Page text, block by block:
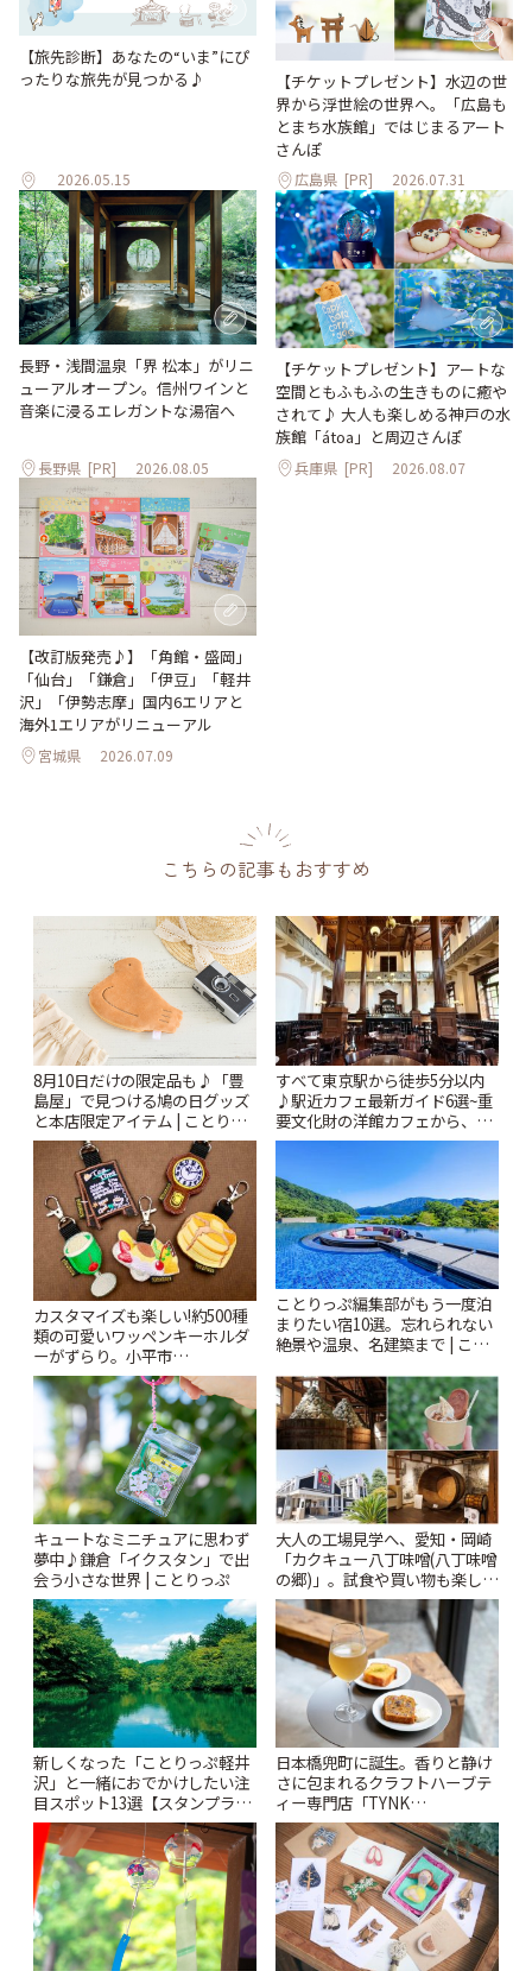
【旅先診断】あなたの“いま”にぴ
ったりな旅先が見つかる♪
2026.05.15
【チケットプレゼント】水辺の世
界から浮世絵の世界へ。「広島も
とまち水族館」ではじまるアート
さんぽ
広島県 [PR] 2026.07.31
長野・浅間温泉「界 松本」がリニ
ューアルオープン。信州ワインと
音楽に浸るエレガントな湯宿へ
長野県 [PR] 2026.08.05
【チケットプレゼント】アートな
空間ともふもふの生きものに癒や
されて♪ 大人も楽しめる神戸の水
族館「átoa」と周辺さんぽ
兵庫県 [PR] 2026.08.07
【改訂版発売♪】「角館・盛岡」
「仙台」「鎌倉」「伊豆」「軽井
沢」「伊勢志摩」国内6エリアと
海外1エリアがリニューアル
宮城県 2026.07.09
こちらの記事もおすすめ
8月10日だけの限定品も♪「豊
島屋」で見つける鳩の日グッズ
と本店限定アイテム | ことりっ
ぷ
すべて東京駅から徒歩5分以内
♪駅近カフェ最新ガイド6選~重
要文化財の洋館カフェから、改
札すぐのレトロ喫茶まで~ | こと
カスタマイズも楽しい!約500種
類の可愛いワッペンキーホルダ
ーがずらり。小平市
「Kimamaya T&K」 | ことりっ
ぷ
ことりっぷ編集部がもう一度泊
まりたい宿10選。忘れられない
絶景や温泉、名建築まで | こと
キュートなミニチュアに思わず
夢中♪鎌倉「イクスタン」で出
会う小さな世界 | ことりっぷ
大人の工場見学へ、愛知・岡崎
「カクキュー八丁味噌(八丁味噌
の郷)」。試食や買い物も楽しみ
♪ | ことりっぷ
新しくなった「ことりっぷ軽井
沢」と一緒におでかけしたい注
目スポット13選【スタンプラリ
ー開催中】 | ことりっぷ
日本橋兜町に誕生。香りと静け
さに包まれるクラフトハーブテ
ィー専門店「TYNK
Kabutocho」 | ことりっぷ